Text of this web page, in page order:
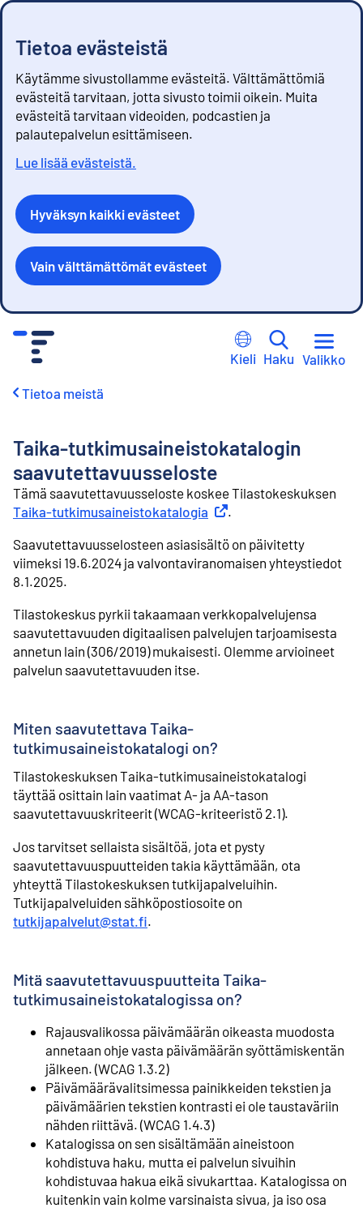
Tietoa evästeistä
Käytämme sivustollamme evästeitä. Välttämättömiä
evästeitä tarvitaan, jotta sivusto toimii oikein. Muita
evästeitä tarvitaan videoiden, podcastien ja
palautepalvelun esittämiseen.
Lue lisää evästeistä.
Hyväksyn kaikki evästeet
Vain välttämättömät evästeet
Kieli Haku Valikko
Tietoa meistä
Taika-tutkimusaineistokatalogin
saavutettavuusseloste
Tämä saavutettavuusseloste koskee Tilastokeskuksen
Taika-tutkimusaineistokatalogia Ulkoinen linkki
.
Saavutettavuusselosteen asiasisältö on päivitetty
viimeksi 19.6.2024 ja valvontaviranomaisen yhteystiedot
8.1.2025.
Tilastokeskus pyrkii takaamaan verkkopalvelujensa
saavutettavuuden digitaalisen palvelujen tarjoamisesta
annetun lain (306/2019) mukaisesti. Olemme arvioineet
palvelun saavutettavuuden itse.
Miten saavutettava Taika-
tutkimusaineistokatalogi on?
Tilastokeskuksen Taika-tutkimusaineistokatalogi
täyttää osittain lain vaatimat A- ja AA-tason
saavutettavuuskriteerit (WCAG-kriteeristö 2.1).
Jos tarvitset sellaista sisältöä, jota et pysty
saavutettavuuspuutteiden takia käyttämään, ota
yhteyttä Tilastokeskuksen tutkijapalveluihin.
Tutkijapalveluiden sähköpostiosoite on
tutkijapalvelut@stat.fi.
Mitä saavutettavuuspuutteita Taika-
tutkimusaineistokatalogissa on?
Rajausvalikossa päivämäärän oikeasta muodosta
annetaan ohje vasta päivämäärän syöttämiskentän
jälkeen. (WCAG 1.3.2)
Päivämäärävalitsimessa painikkeiden tekstien ja
päivämäärien tekstien kontrasti ei ole taustaväriin
nähden riittävä. (WCAG 1.4.3)
Katalogissa on sen sisältämään aineistoon
kohdistuva haku, mutta ei palvelun sivuihin
kohdistuvaa hakua eikä sivukarttaa. Katalogissa on
kuitenkin vain kolme varsinaista sivua, ja iso osa